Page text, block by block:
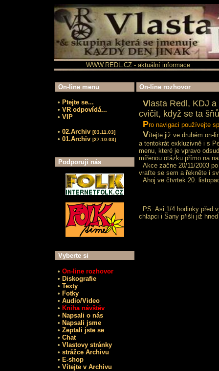
WWW.REDL.CZ - aktuální informace
On-line menu
• Ptejte se...
• VR odpovídá...
• VIP
• 02.Archiv [03.11.03]
• 01.Archiv [27.10.03]
Podporují nás
Vyberte si
• On-line rozhovor
• Diskografie
• Texty
• Fotky
• Audio/Video
• Kniha návštěv
• Napsali o nás
• Napsali jsme
• Zeptali jste se
• Chat
• Vlastovy stránky
• strážce Archivu
• E-shop
• Vítejte v Archivu
On-line rozhovor
Vlasta Redl, KDJ
cvičit, když se ta
Pro navigaci používejte
Vítejte již ve druhém on-
a tentokrát exkluzivně i s
menu, které je vpravo
mířenou otázku přímo na
Akce začne 20/11/2003
vraťte se sem a řekněte i
Ahoj ve čtvrtek 20.
PS: Asi 1/4 hodinky před
chlapci i Šany přišli již